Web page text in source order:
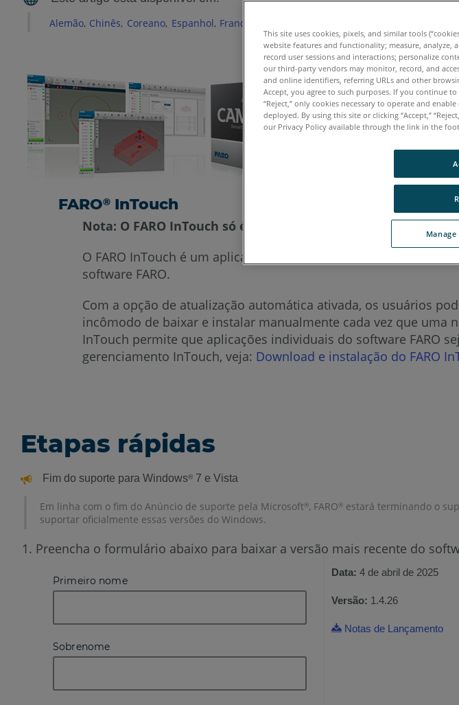
Alemão Chinês Coreano Espanhol Francês
FARO® InTouch
Nota: O FARO InTouch só é compatível com o Microsoft®
O FARO InTouch é um aplicativo de distribuição e
software FARO.
Com a opção de atualização automática ativada, os usuários
incômodo de baixar e instalar manualmente cada vez que uma
InTouch permite que aplicações individuais do software FARO
gerenciamento InTouch, veja: Download e instalação do FARO
Etapas rápidas
Fim do suporte para Windows® 7 e Vista
Em linha com o fim do Anúncio de suporte pela Microsoft®, FARO® estará terminando o
suportar oficialmente essas versões do Windows.
Preencha o formulário abaixo para baixar a versão mais recente do
Data: 4 de abril de 2025
Versão: 1.4.26
Notas de Lançamento
This site uses cookies, pixels, and similar tools
website features and functionality; measure, analyze,
record user sessions and interactions; personalize
our third-party vendors may monitor, record, and
and online identifiers, referring URLs and other
Accept, you agree to such purposes. If you continue
“Reject,” only cookies necessary to operate and
deployed. By using this site or clicking “Accept,”
our Privacy Policy available through the link in the